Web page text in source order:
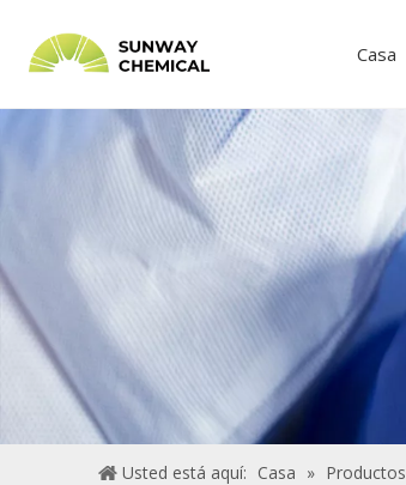
Casa
Usted está aquí: Casa » Productos